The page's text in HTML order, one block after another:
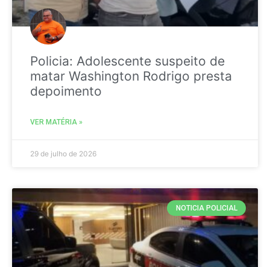
Policia: Adolescente suspeito de
matar Washington Rodrigo presta
depoimento
VER MATÉRIA »
29 de julho de 2026
NOTICIA POLICIAL